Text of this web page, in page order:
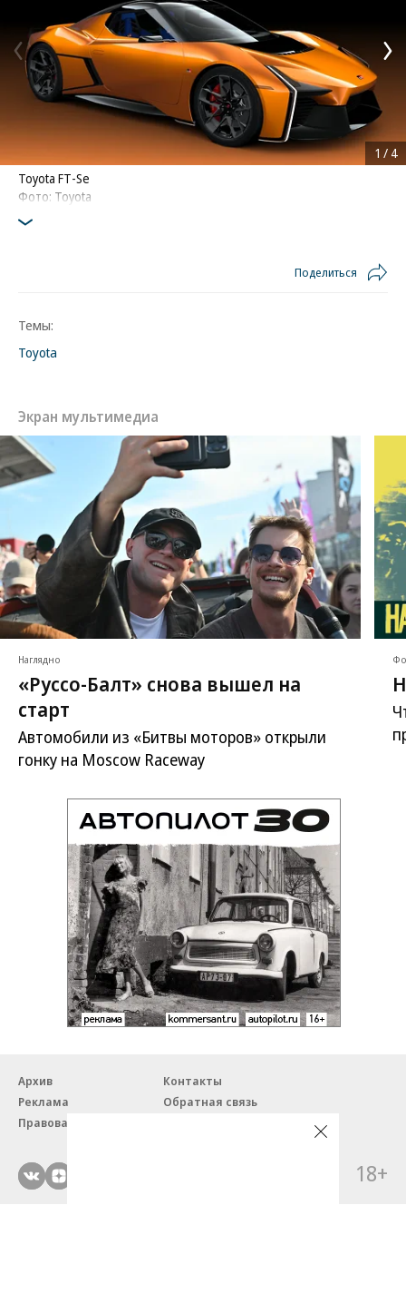
Toyota FT-Se
Фото: Toyota
1 / 4
Поделиться
Темы:
Toyota
Экран мультимедиа
Наглядно
«Руссо-Балт» снова вышел на
старт
Автомобили из «Битвы моторов» открыли
гонку на Moscow Raceway
Архив
Контакты
Реклама
Обратная связь
Правовая информация
18+